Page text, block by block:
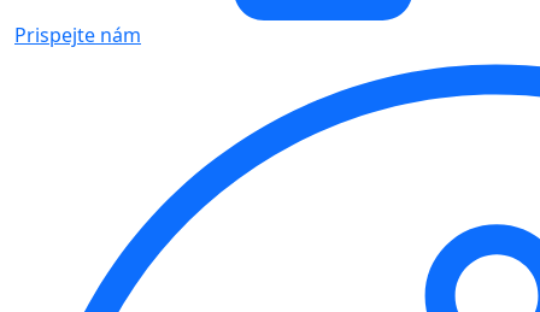
Prispejte nám